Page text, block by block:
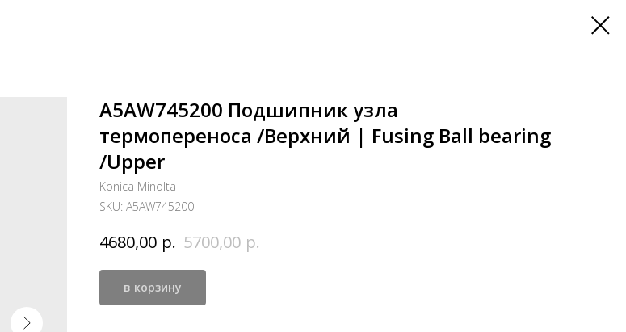
A5AW745200 Подшипник узла
термопереноса /Верхний | Fusing Ball bearing
/Upper
Konica Minolta
SKU: A5AW745200
4680,00 р. 5700,00 р.
в корзину